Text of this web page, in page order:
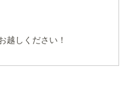
越しください！